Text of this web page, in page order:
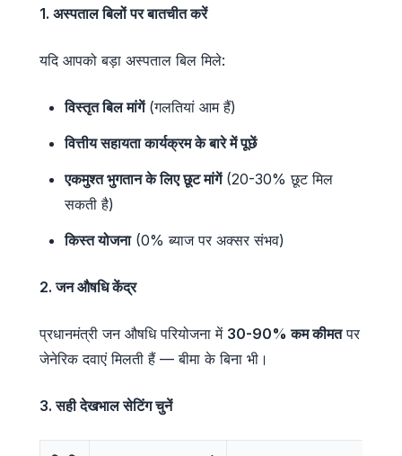
1. अस्पताल बिलों पर बातचीत करें
यदि आपको बड़ा अस्पताल बिल मिले:
विस्तृत बिल मांगें(गलतियां आम हैं)
वित्तीय सहायता कार्यक्रम के बारे में पूछें
एकमुश्त भुगतान के लिए छूट मांगें(20-30% छूट मिल
सकती है)
किस्त योजना(0% ब्याज पर अक्सर संभव)
2. जन औषधि केंद्र
प्रधानमंत्री जन औषधि परियोजना में 30-90% कम कीमतपर
जेनेरिक दवाएं मिलती हैं — बीमा के बिना भी।
3. सही देखभाल सेटिंग चुनें